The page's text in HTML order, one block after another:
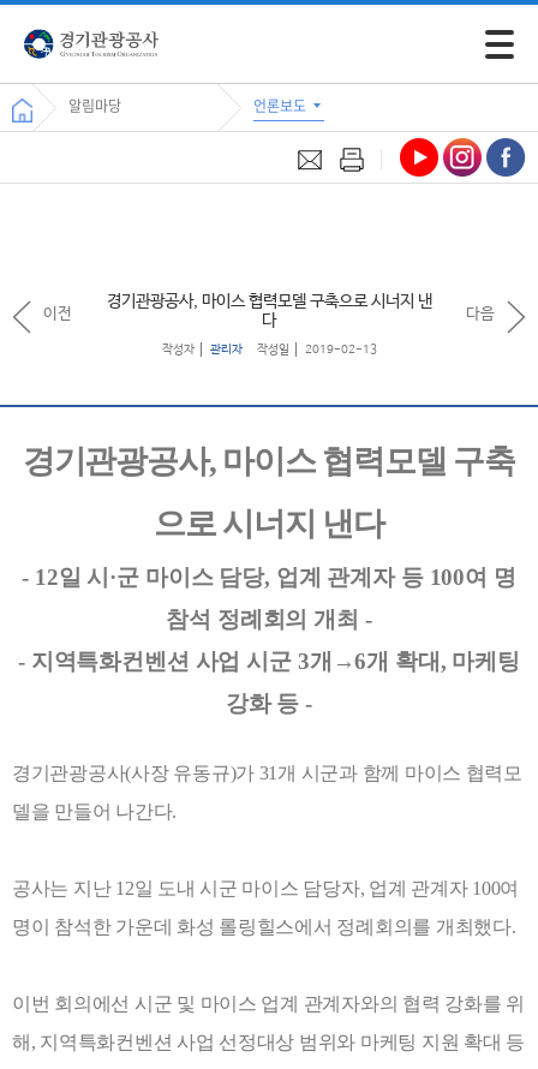
모바일
알림마당 언론보도
경기관광공사, 마이스 협력모델 구축으로 시너지 낸
다
작성자 관리자 작성일 2019-02-13
이전 다음
경기관광공사, 마이스 협력모델 구축
으로 시너지 낸다
- 12일 시 ·군 마이스 담당, 업계 관계자 등 100여 명
참석 정례회의 개최 -
- 지역특화컨벤션 사업 시군 3개 →6개 확대, 마케팅
강화 등-
경기관광공사(사장 유동규)가 31 개 시군과 함께 마이스 협력모
델을 만들어 나간다.
공사는 지난 12일 도내 시군 마이스 담당자, 업계 관계자 100여
명이 참석한 가운데 화성 롤링힐스에서 정례회의를 개최했다.
이번 회의에선 시군 및 마이스 업계 관계자와의 협력 강화를 위
해 , 지역특화컨벤션 사업 선정대상 범위와 마케팅 지원 확대 등